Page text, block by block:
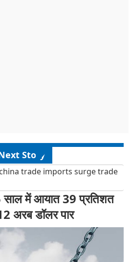
Story
trade imports surge trade
साल में आयात 39 प्रतिशत
अरब डॉलर पार